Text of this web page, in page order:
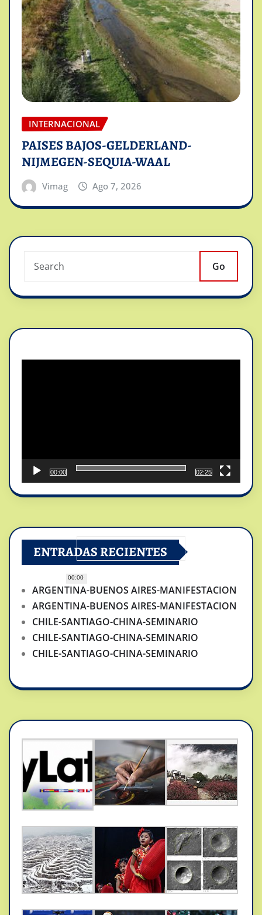
INTERNACIONAL
PAISES BAJOS-GELDERLAND-
NIJMEGEN-SEQUIA-WAAL
Vimag Ago 7, 2026
Go
00:00
00:00
02:25
ENTRADAS RECIENTES
ARGENTINA-BUENOS AIRES-MANIFESTACION
ARGENTINA-BUENOS AIRES-MANIFESTACION
CHILE-SANTIAGO-CHINA-SEMINARIO
CHILE-SANTIAGO-CHINA-SEMINARIO
CHILE-SANTIAGO-CHINA-SEMINARIO